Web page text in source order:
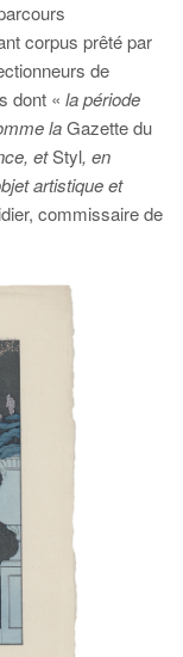
corpus prêté par
de
dont « la période
laGazette du
etStyl, en
artistique et
commissaire de